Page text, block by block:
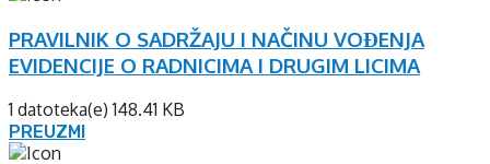
PRAVILNIK O SADRŽAJU I NAČINU VOĐENJA
EVIDENCIJE O RADNICIMA I DRUGIM LICIMA
1 datoteka(e)148.41 KB
PREUZMI